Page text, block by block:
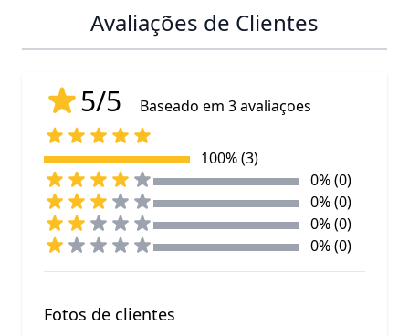
Avaliações de Clientes
5/5 Baseado em 3 avaliaçoes
100% (3)
0% (0)
0% (0)
0% (0)
0% (0)
Fotos de clientes